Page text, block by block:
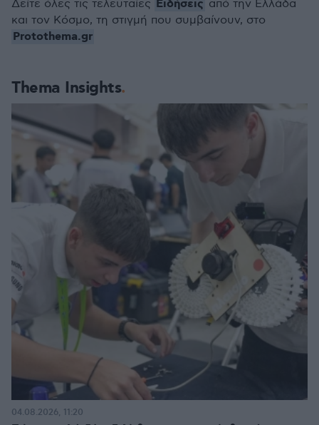
Thema Insights
04.08.2026, 11:20
Δείτε όλες τις τελευταίες Ειδήσεις από την Ελλάδα
και τον Κόσμο, τη στιγμή που συμβαίνουν, στο
Protothema.gr